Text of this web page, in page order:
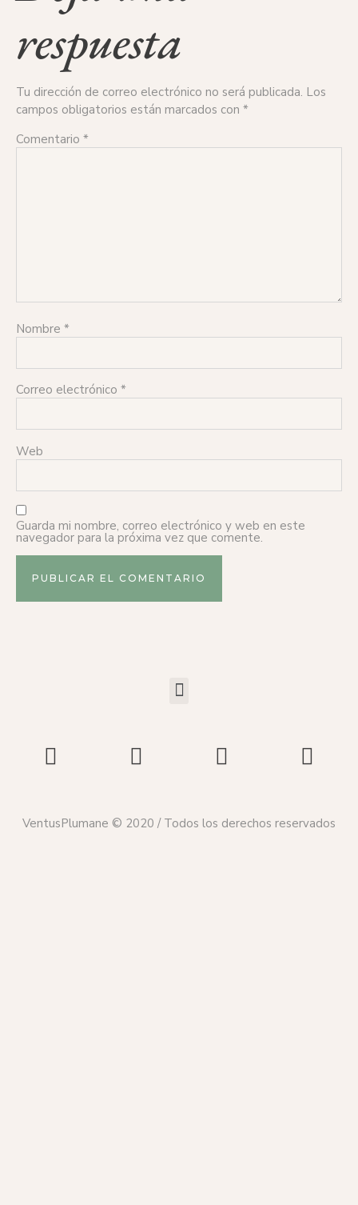
respuesta
Tu dirección de correo electrónico no será publicada. Los
campos obligatorios están marcados con *
Comentario *
Nombre *
Correo electrónico *
Web
Guarda mi nombre, correo electrónico y web en este
navegador para la próxima vez que comente.
VentusPlumane © 2020 / Todos los derechos reservados